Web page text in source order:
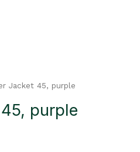
Jacket 45, purple
purple